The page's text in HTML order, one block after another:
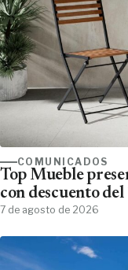
COMUNICADOS
Top Mueble
con descuento
7 de agosto de 2026